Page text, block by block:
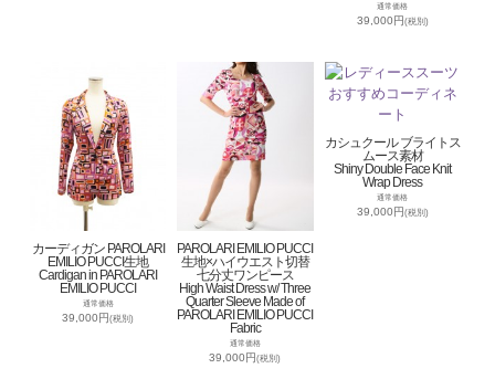
通常価格
39,000円(税別)
カーディガン PAROLARI
EMILIO PUCCI生地
Cardigan in PAROLARI
EMILIO PUCCI
通常価格
39,000円(税別)
PAROLARI EMILIO PUCCI
生地×ハイウエスト切替
七分丈ワンピース
High Waist Dress w/ Three
Quarter Sleeve Made of
PAROLARI EMILIO PUCCI
Fabric
通常価格
39,000円(税別)
カシュクール ブライトス
ムース素材
Shiny Double Face Knit
Wrap Dress
通常価格
39,000円(税別)